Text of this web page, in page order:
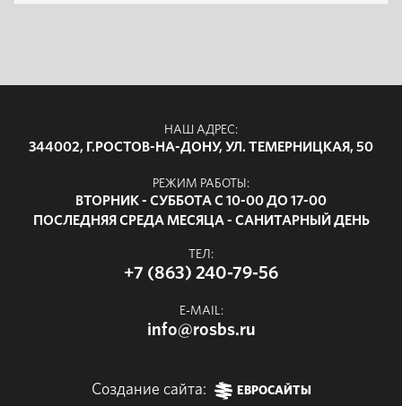
НАШ АДРЕС:
344002, Г.РОСТОВ-НА-ДОНУ, УЛ. ТЕМЕРНИЦКАЯ, 50
РЕЖИМ РАБОТЫ:
ВТОРНИК - СУББОТА С 10-00 ДО 17-00
ПОСЛЕДНЯЯ СРЕДА МЕСЯЦА - САНИТАРНЫЙ ДЕНЬ
ТЕЛ:
+7 (863) 240-79-56
E-MAIL:
info@rosbs.ru
Создание сайта: ЕВРОСАЙТЫ